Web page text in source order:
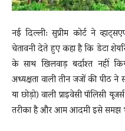
नई दिल्ली: सुप्रीम कोर्ट ने
चेतावनी देते हुए कहा है कि डेटा
के साथ खिलवाड़ बर्दाश्त नहीं
अध्यक्षता वाली तीन जजों की पीठ
या छोड़ो) वाली प्राइवेसी पॉलिसी
तरीका है और आम आदमी इसे समझ